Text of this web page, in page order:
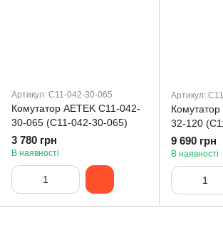
Артикул: C11-042-30-065
Комутатор AETEK C11-042-
30-065 (C11-042-30-065)
3 780 грн
В наявності
Артикул:
32-120
9 690 грн
В наявності